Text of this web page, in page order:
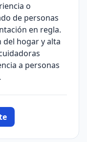
o
de personas
en regla.
hogar y alta
a personas